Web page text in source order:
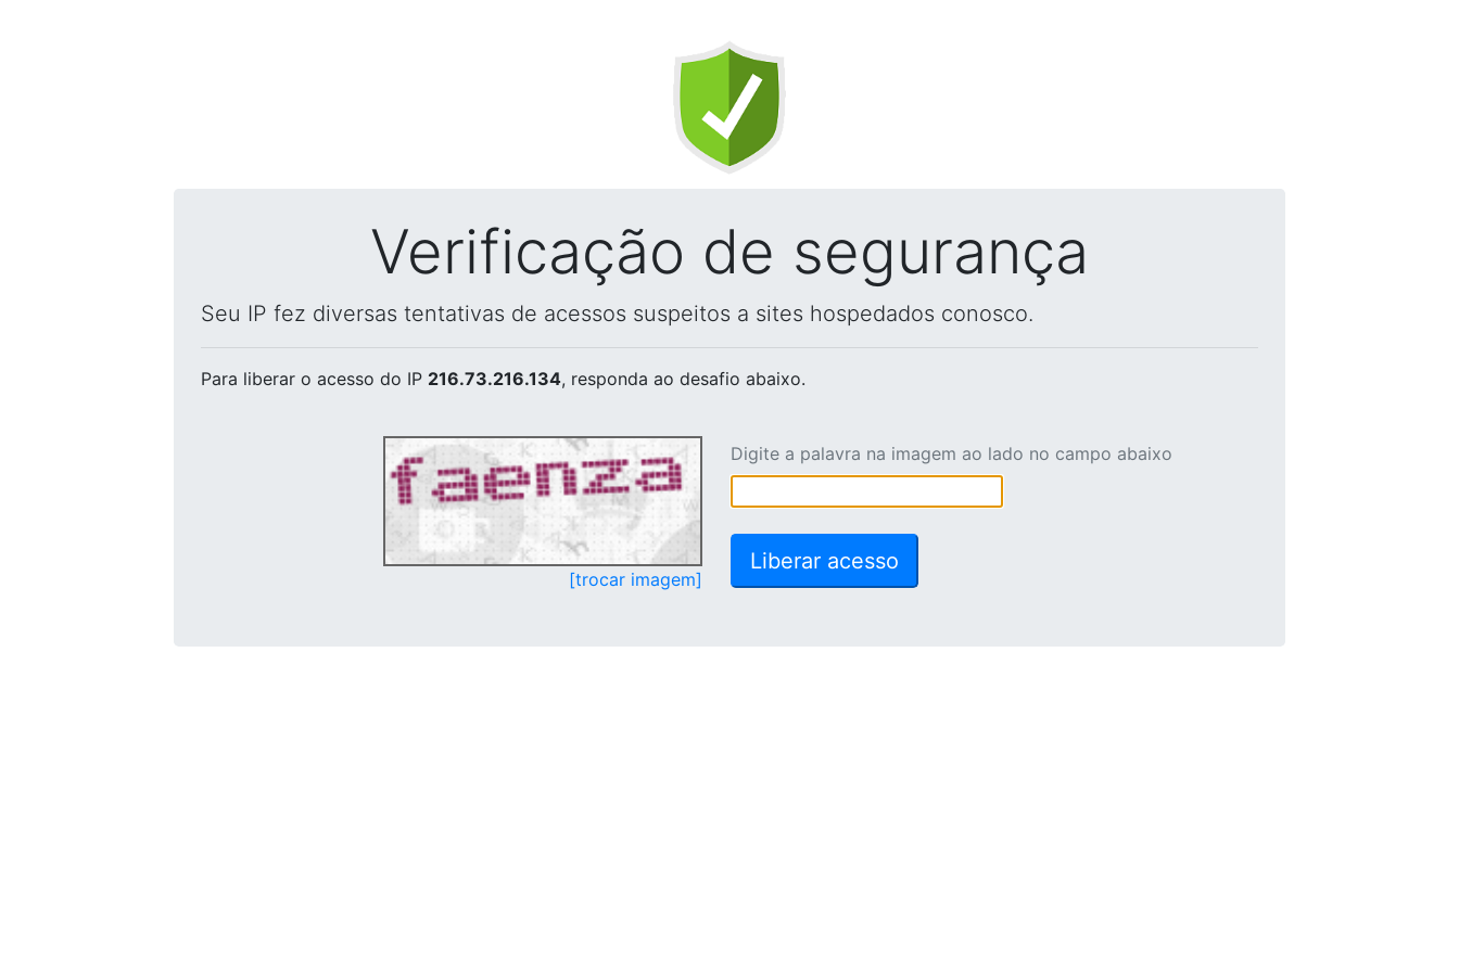
Verificação de segurança
Seu IP fez diversas tentativas de acessos suspeitos a sites hospedados conosco.
Para liberar o acesso do IP 216.73.216.134, responda ao desafio abaixo.
[trocar imagem]
Digite a palavra na imagem ao lado no campo abaixo